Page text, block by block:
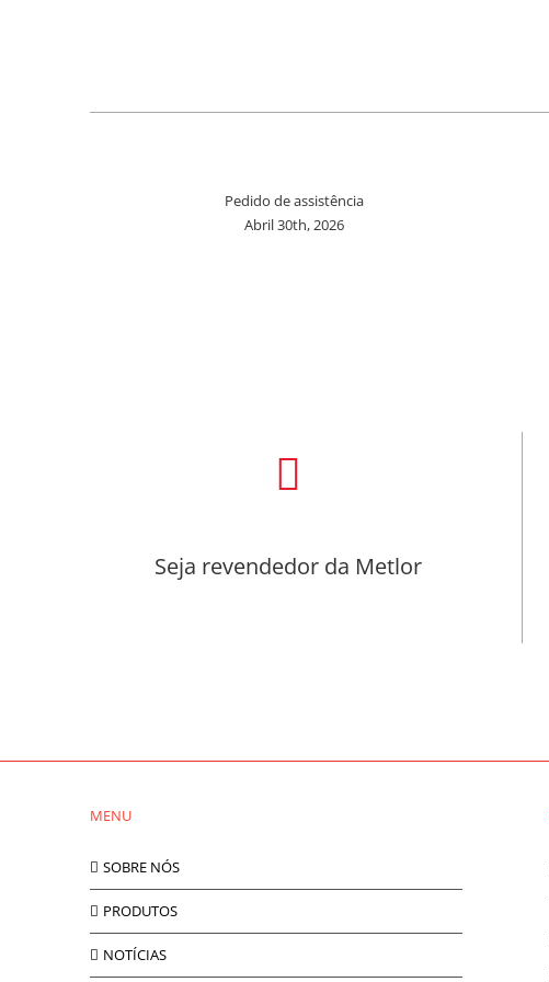
Pedido de assistência
Abril 30th, 2026
Seja revendedor da Metlor
MENU
SOBRE NÓS
PRODUTOS
NOTÍCIAS